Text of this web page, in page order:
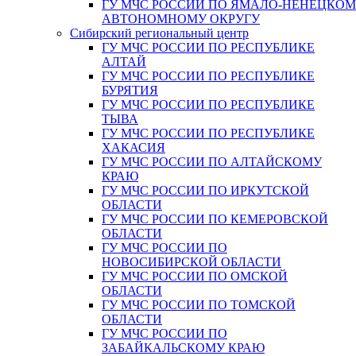
ГУ МЧС РОССИИ ПО ЯМАЛО-
АВТОНОМНОМУ ОКРУГУ
Сибирский региональный центр
ГУ МЧС РОССИИ ПО РЕСПУБЛИКЕ
АЛТАЙ
ГУ МЧС РОССИИ ПО РЕСПУБЛИКЕ
БУРЯТИЯ
ГУ МЧС РОССИИ ПО РЕСПУБЛИКЕ
ТЫВА
ГУ МЧС РОССИИ ПО РЕСПУБЛИКЕ
ХАКАСИЯ
ГУ МЧС РОССИИ ПО АЛТАЙСКОМУ
КРАЮ
ГУ МЧС РОССИИ ПО ИРКУТСКОЙ
ОБЛАСТИ
ГУ МЧС РОССИИ ПО КЕМЕРОВСКОЙ
ОБЛАСТИ
ГУ МЧС РОССИИ ПО
НОВОСИБИРСКОЙ ОБЛАСТИ
ГУ МЧС РОССИИ ПО ОМСКОЙ
ОБЛАСТИ
ГУ МЧС РОССИИ ПО ТОМСКОЙ
ОБЛАСТИ
ГУ МЧС РОССИИ ПО
ЗАБАЙКАЛЬСКОМУ КРАЮ